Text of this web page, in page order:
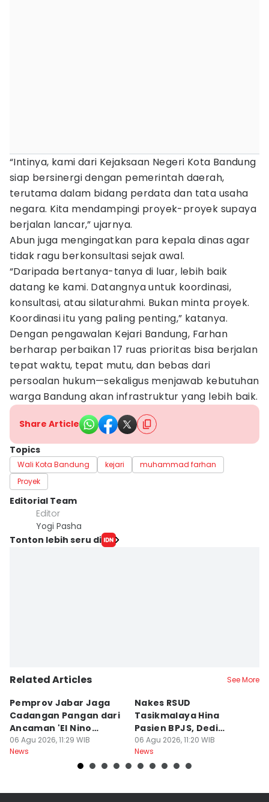
“Intinya, kami dari Kejaksaan Negeri Kota Bandung
siap bersinergi dengan pemerintah daerah,
terutama dalam bidang perdata dan tata usaha
negara. Kita mendampingi proyek-proyek supaya
berjalan lancar,” ujarnya.
Abun juga mengingatkan para kepala dinas agar
tidak ragu berkonsultasi sejak awal.
“Daripada bertanya-tanya di luar, lebih baik
datang ke kami. Datangnya untuk koordinasi,
konsultasi, atau silaturahmi. Bukan minta proyek.
Koordinasi itu yang paling penting,” katanya.
Dengan pengawalan Kejari Bandung, Farhan
berharap perbaikan 17 ruas prioritas bisa berjalan
tepat waktu, tepat mutu, dan bebas dari
persoalan hukum—sekaligus menjawab kebutuhan
warga Bandung akan infrastruktur yang lebih baik.
Share Article
Topics
Wali Kota Bandung kejari
muhammad farhan
Proyek
Editorial Team
Editor
Yogi Pasha
Tonton lebih seru di
Related Articles See More
Pemprov Jabar Jaga
Cadangan Pangan dari
Ancaman 'El Nino
Godzilla'
06 Agu 2026, 11:29 WIB
News
Nakes RSUD
Tasikmalaya Hina
Pasien BPJS, Dedi
Mulyadi Minta Disanksi
06 Agu 2026, 11:20 WIB
News